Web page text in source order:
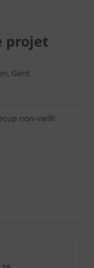
projet
Gent
non-vieilli